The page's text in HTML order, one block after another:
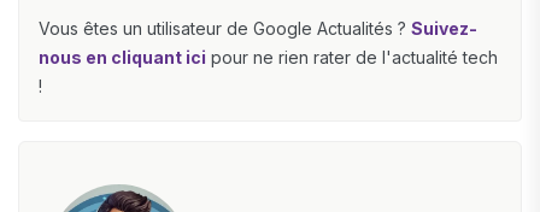
Vous êtes un utilisateur de Google Actualités ? Suivez-
nous en cliquant ici pour ne rien rater de l'actualité tech
!